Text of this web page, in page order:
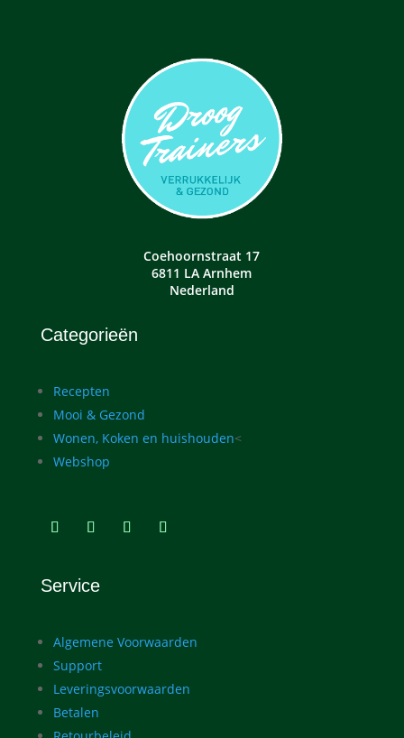
Coehoornstraat 17
6811 LA Arnhem
Nederland
Categorieën
Recepten
Mooi & Gezond
Wonen, Koken en huishouden<
Webshop
Service
Algemene Voorwaarden
Support
Leveringsvoorwaarden
Betalen